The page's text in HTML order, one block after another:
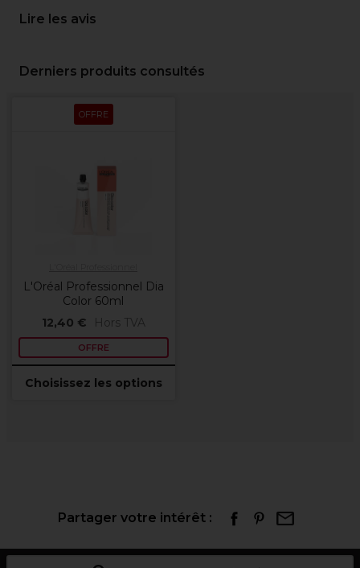
Lire les avis
Derniers produits consultés
OFFRE
L'Oréal Professionnel Dia
Color 60ml
12,40 €
Hors TVA
OFFRE
Choisissez les options
Partager votre intérêt :